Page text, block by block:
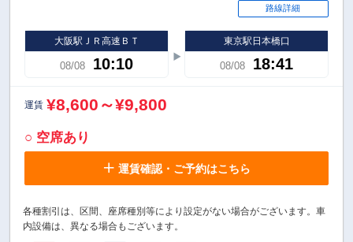
路線詳細
大阪駅ＪＲ高速ＢＴ
08/08 10:10
東京駅日本橋口
08/08 18:41
運賃 ¥8,600～¥9,800
○ 空席あり
運賃確認・ご予約はこちら
各種割引は、区間、座席種別等により設定がない場合がございます。車
内設備は、異なる場合もございます。